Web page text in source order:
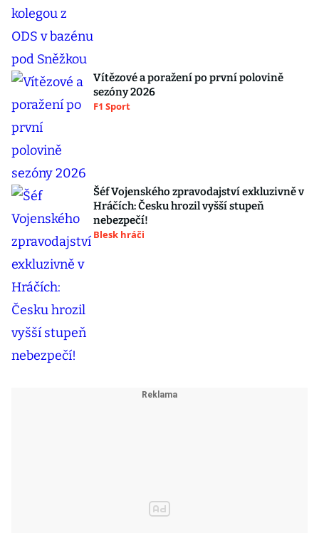
Vítězové a poražení po první polovině
sezóny 2026
F1 Sport
Šéf Vojenského zpravodajství exkluzivně v
Hráčích: Česku hrozil vyšší stupeň
nebezpečí!
Blesk hráči